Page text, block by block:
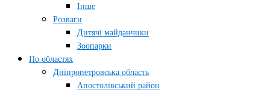
Інше
Розваги
Дитячі майданчики
Зоопарки
По областях
Дніпропетровська область
Апостолівський район